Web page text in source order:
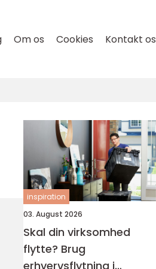
Om os Cookies Kontakt os
inspiration
03. August 2026
Skal din virksomhed
flytte? Brug
erhvervsflytning i